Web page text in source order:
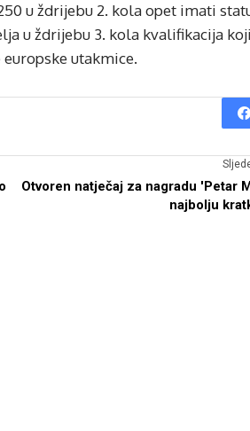
u ždrijebu 2. kola opet imati
u ždrijebu 3. kola kvalifikacija
utakmice.
Otvoren natječaj za nagradu 'Petar
najbolju